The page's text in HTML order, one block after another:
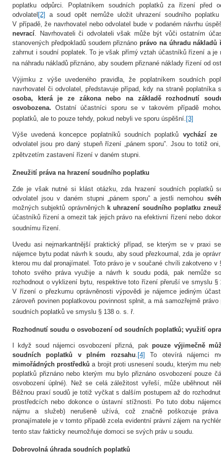
poplatku odpůrci. Poplatníkem soudních poplatků za řízení před
odvolatel [2]
a soud opět nemůže uložit uhrazení soudního
V případě, že navrhovatel nebo odvolatel bude v podaném návrhu
nevrací . Navrhovateli či odvolateli však může být vůči ostatním
stanovených předpokladů soudem přiznáno právo na úhradu
zahrnut i soudní poplatek. To je však přímý vztah účastníků řízení a je
na náhradu nákladů přiznáno, aby soudem přiznané náklady řízení od
Výjimku z výše uvedeného pravidla, že poplatníkem soudních
navrhovatel či odvolatel, představuje případ, kdy na straně poplatníka
osoba, která je ze zákona nebo na základě rozhodnutí
osvobozena.Ostatní účastníci sporu se v takovém případě
poplatků, ale to pouze tehdy, pokud nebyli ve sporu úspěšní. [3]
Výše uvedená koncepce poplatníků soudních poplatků vychází ze
odvolatel jsou pro daný stupeň řízení „pánem sporu”. Jsou to totiž
zpětvzetím zastavení řízení v daném stupni.
Zneužití práva na hrazení soudního poplatku
Zde je však nutné si klást otázku, zda hrazení soudních poplatků
odvolatel jsou v daném stupni „pánem sporu” a jestli nemohou
možných subjektů oprávněných k uhrazení soudního poplatku
účastníků řízení a omezit tak jejich právo na efektivní řízení nebo
soudnímu řízení.
Uvedu asi nejmarkantnější praktický případ, se kterým se v praxi
nájemce bytu podat návrh k soudu, aby soud přezkoumal, zda je
kterou mu dal pronajímatel. Toto právo je v součané chvíli zakotveno v
tohoto svého práva využije a návrh k soudu podá, pak nemůže
rozhodnout o vyklizení bytu, respektive toto řízení přeruší ve smyslu
V řízení o přezkumu oprávněnosti výpovědi je nájemce jediným
zároveň povinen poplatkovou povinnost splnit, a má samozřejmě
soudních poplatků ve smyslu § 138 o. s. ř.
Rozhodnutí soudu o osvobození od soudních poplatků; využití
I když soud nájemci osvobození přizná, pak pouze výjimečně
soudních poplatků v plném rozsahu. [4]
To otevírá nájemci
mimořádných prostředků a brojit proti usnesení soudu, kterým mu
poplatků přiznáno nebo kterým mu bylo přiznáno osvobození pouze
osvobození úplné). Než se celá záležitost vyřeší, může uběhnout
Běžnou praxí soudů je totiž vyčkat s dalším postupem až do
prostředcích nebo dokonce o ústavní stížnosti. Po tuto dobu
nájmu a služeb) nerušeně užívá, což značně poškozuje práva
pronajímatele je v tomto případě zcela evidentní právní zájem na
tento stav fakticky neumožňuje domoci se svých práv u soudu.
Dobrovolná úhrada soudních poplatků